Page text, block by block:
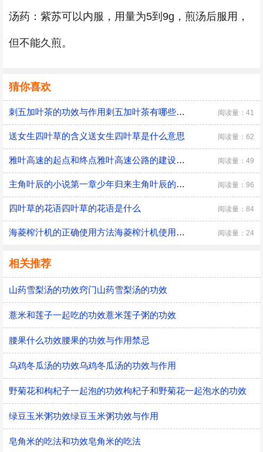
汤药：紫苏可以内服，用量为5到9g，煎汤后服用，
但不能久煎。
猜你喜欢
刺五加叶茶的功效与作用刺五加叶茶有哪些功效和作用 阅读量：41
送女生四叶草的含义送女生四叶草是什么意思 阅读量：62
雅叶高速的起点和终点雅叶高速公路的建设意义是什么 阅读量：49
主角叶辰的小说第一章少年归来主角叶辰的小说的第一章内容 阅读量：96
四叶草的花语四叶草的花语是什么 阅读量：84
海菱榨汁机的正确使用方法海菱榨汁机使用注意事项海菱榨汁机的正确使用方法海菱榨汁机使用注意事项是什么 阅读量：24
相关推荐
山药雪梨汤的功效窍门山药雪梨汤的功效
薏米和莲子一起吃的功效薏米莲子粥的功效
腰果什么功效腰果的功效与作用禁忌
乌鸡冬瓜汤的功效乌鸡冬瓜汤的功效与作用
野菊花和枸杞子一起泡的功效枸杞子和野菊花一起泡水的功效
绿豆玉米粥功效绿豆玉米粥功效与作用
皂角米的吃法和功效皂角米的吃法